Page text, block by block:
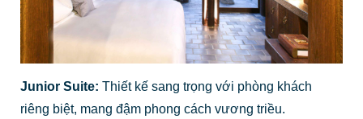
Junior Suite: Thiết kế sang trọng với phòng khách
riêng biệt, mang đậm phong cách vương triều.